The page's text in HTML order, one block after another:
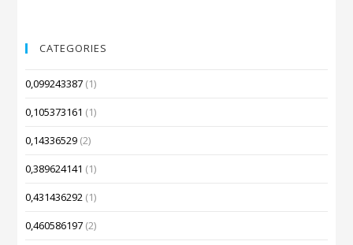
CATEGORIES
0,099243387 (1)
0,105373161 (1)
0,14336529 (2)
0,389624141 (1)
0,431436292 (1)
0,460586197 (2)